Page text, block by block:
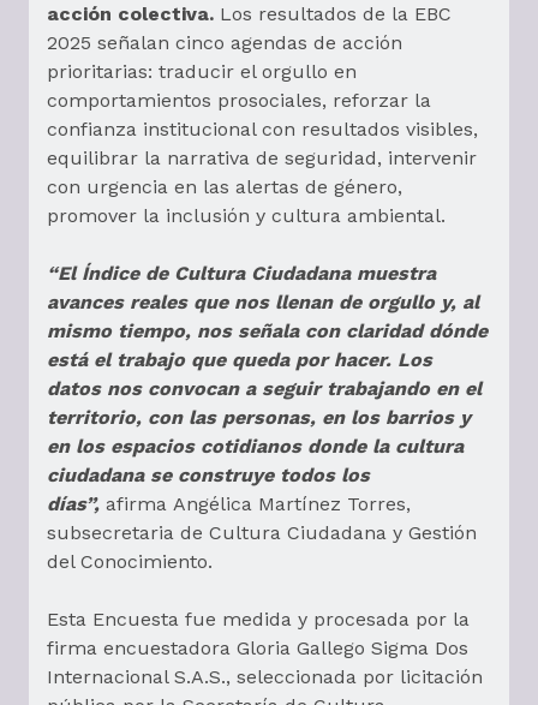
acción colectiva. Los resultados de la EBC
2025 señalan cinco agendas de acción
prioritarias: traducir el orgullo en
comportamientos prosociales, reforzar la
confianza institucional con resultados visibles,
equilibrar la narrativa de seguridad, intervenir
con urgencia en las alertas de género,
promover la inclusión y cultura ambiental.
“El Índice de Cultura Ciudadana muestra
avances reales que nos llenan de orgullo y, al
mismo tiempo, nos señala con claridad dónde
está el trabajo que queda por hacer. Los
datos nos convocan a seguir trabajando en el
territorio, con las personas, en los barrios y
en los espacios cotidianos donde la cultura
ciudadana se construye todos los
días”, afirma Angélica Martínez Torres,
subsecretaria de Cultura Ciudadana y Gestión
del Conocimiento.
Esta Encuesta fue medida y procesada por la
firma encuestadora Gloria Gallego Sigma Dos
Internacional S.A.S., seleccionada por licitación